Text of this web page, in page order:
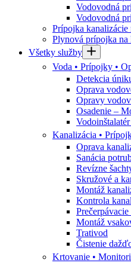
Vodovodná
Vodovodná
Prípojka
Plynová prípojka
Všetky služby
Voda • Prípojky •
Detekcia
Oprava
Opravy
Osadenie –
Kanalizácia •
Oprava
Sanácia
Revízne
Skružové a
Montáž
Kontrola
Montáž
Trativod
Čistenie
Krtovanie •